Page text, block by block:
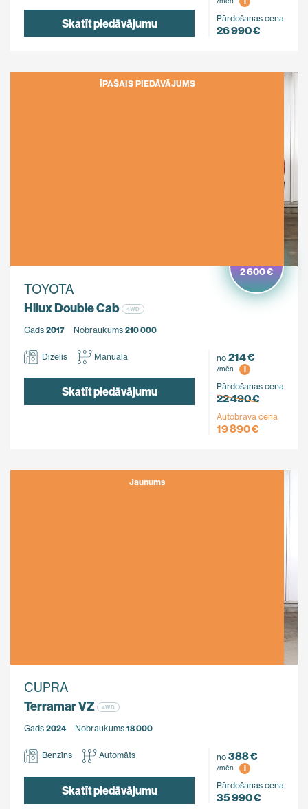
Skatīt piedāvājumu
Pārdošanas cena
26 990 €
ĪPAŠAIS PIEDĀVĀJUMS
TOYOTA
Hilux Double Cab
4WD
Gads 2017 Nobraukums 210 000
2 600 €
Dīzelis Manuāla
Skatīt piedāvājumu
no 214 €
/mēn
i
Pārdošanas cena
22 490 €
Autobrava cena
19 890 €
Jaunums
CUPRA
Terramar VZ
4WD
Gads 2024 Nobraukums 18 000
Benzīns Automāts
Skatīt piedāvājumu
no 388 €
/mēn
i
Pārdošanas cena
35 990 €